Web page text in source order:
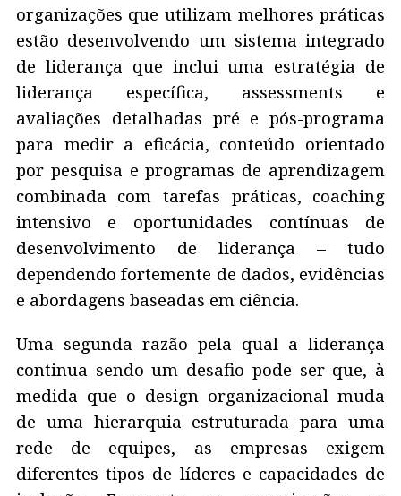
organizações que utilizam melhores práticas
estão desenvolvendo um sistema integrado
de liderança que inclui uma estratégia de
liderança específica, assessments e
avaliações detalhadas pré e pós-programa
para medir a eficácia, conteúdo orientado
por pesquisa e programas de aprendizagem
combinada com tarefas práticas, coaching
intensivo e oportunidades contínuas de
desenvolvimento de liderança – tudo
dependendo fortemente de dados, evidências
e abordagens baseadas em ciência.
Uma segunda razão pela qual a liderança
continua sendo um desafio pode ser que, à
medida que o design organizacional muda
de uma hierarquia estruturada para uma
rede de equipes, as empresas exigem
diferentes tipos de líderes e capacidades de